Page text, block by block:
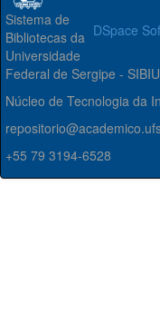
DSpace
Sistema de
Bibliotecas da
Universidade
Federal de Sergipe -
Núcleo de Tecnologia da
+55 79 3194-6528